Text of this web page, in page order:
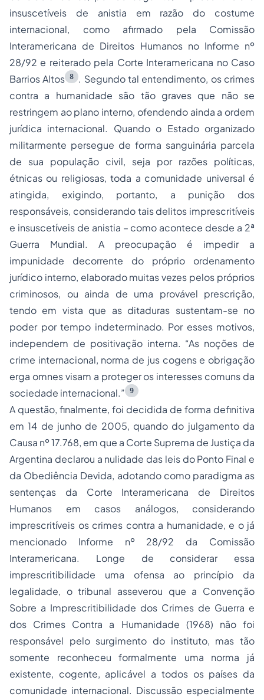
insuscetíveis de anistia em razão do costume
internacional, como afirmado pela Comissão
Interamericana de Direitos Humanos no Informe nº
28/92 e reiterado pela Corte Interamericana no Caso
Barrios Altos 8
. Segundo tal entendimento, os crimes
contra a humanidade são tão graves que não se
restringem ao plano interno, ofendendo ainda a ordem
jurídica internacional. Quando o Estado organizado
militarmente persegue de forma sanguinária parcela
de sua população civil, seja por razões políticas,
étnicas ou religiosas, toda a comunidade universal é
atingida, exigindo, portanto, a punição dos
responsáveis, considerando tais delitos imprescritíveis
e insuscetíveis de anistia – como acontece desde a 2ª
Guerra Mundial. A preocupação é impedir a
impunidade decorrente do próprio ordenamento
jurídico interno, elaborado muitas vezes pelos próprios
criminosos, ou ainda de uma provável prescrição,
tendo em vista que as ditaduras sustentam-se no
poder por tempo indeterminado. Por esses motivos,
independem de positivação interna. “As noções de
crime internacional, norma de jus cogens e obrigação
erga omnes visam a proteger os interesses comuns da
sociedade internacional.”
9
A questão, finalmente, foi decidida de forma definitiva
em 14 de junho de 2005, quando do julgamento da
Causa nº 17.768, em que a Corte Suprema de Justiça da
Argentina declarou a nulidade das leis do Ponto Final e
da Obediência Devida, adotando como paradigma as
sentenças da Corte Interamericana de Direitos
Humanos em casos análogos, considerando
imprescritíveis os crimes contra a humanidade, e o já
mencionado Informe nº 28/92 da Comissão
Interamericana. Longe de considerar essa
imprescritibilidade uma ofensa ao princípio da
legalidade, o tribunal asseverou que a Convenção
Sobre a Imprescritibilidade dos Crimes de Guerra e
dos Crimes Contra a Humanidade (1968) não foi
responsável pelo surgimento do instituto, mas tão
somente reconheceu formalmente uma norma já
existente, cogente, aplicável a todos os países da
comunidade internacional. Discussão especialmente